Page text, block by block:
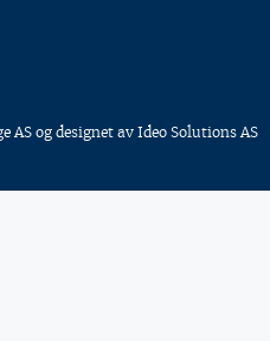
AS og designet av Ideo Solutions AS